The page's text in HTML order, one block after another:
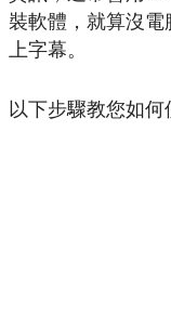
裝軟體，就算沒
上字幕。
以下步驟教您如何